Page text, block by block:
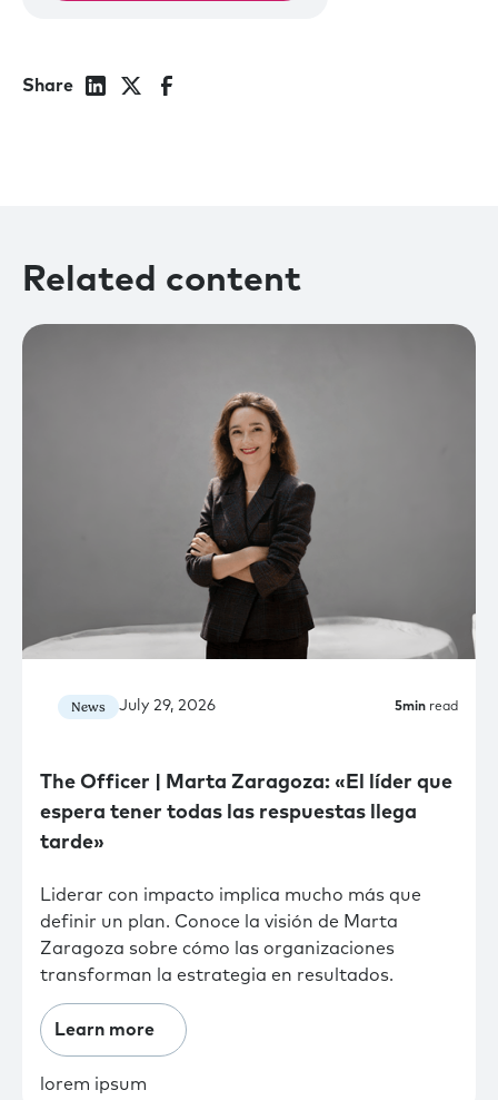
Share
Related content
News July 29, 2026 5min read
The Officer | Marta Zaragoza: «El líder que
espera tener todas las respuestas llega
tarde»
Liderar con impacto implica mucho más que
definir un plan. Conoce la visión de Marta
Zaragoza sobre cómo las organizaciones
transforman la estrategia en resultados.
Learn more
lorem ipsum